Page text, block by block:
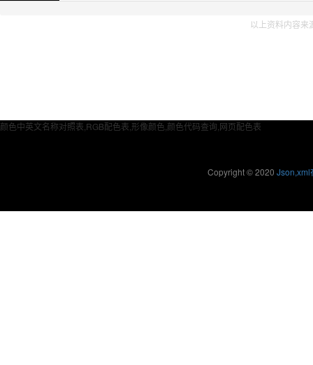
以上资料内容来
颜色中英文名称对照表,RGB配色表,形像颜色,颜色代码查询,网页配色表
Copyright © 2020 Json,xml